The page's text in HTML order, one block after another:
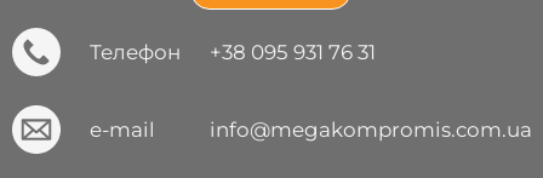
Телефон +38 095 931 76 31
e-mail info@megakompromis.com.ua